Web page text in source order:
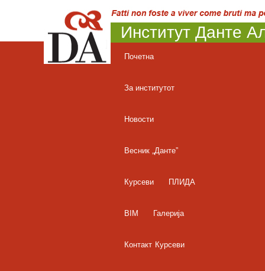
Институт Данте
Почетна
За институтот
Новости
Весник „Данте”
Курсеви ПЛИДА
BIM Галерија
Контакт Курсеви